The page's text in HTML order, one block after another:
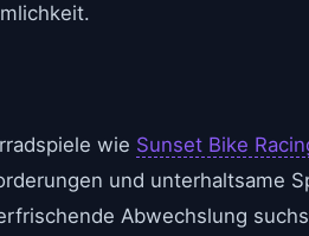
wie Sunset Bike
und unterhaltsame
Abwechslung